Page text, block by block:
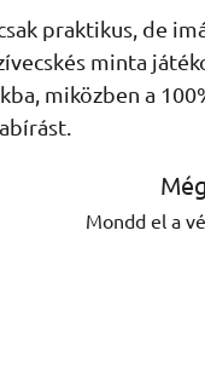
praktikus, de
minta
miközben a
Mondd el a